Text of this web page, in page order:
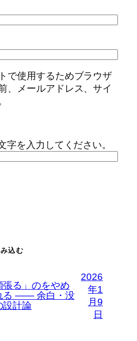
で使用するためブラウザ
、メールアドレス、サイ
字を入力してください。
込む
張る」のをやめ
る —— 余白・没
設計論
2026
年1
月9
日